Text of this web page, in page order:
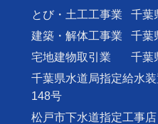
とび・土工工事業
千葉
建築・解体工事業
千葉
宅地建物取引業
千葉
千葉県水道局指定給水
148号
松戸市下水道指定工事